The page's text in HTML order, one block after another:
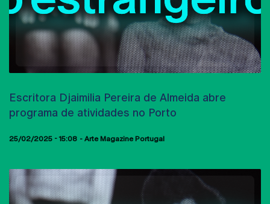
Escritora Djaimilia Pereira de Almeida abre
programa de atividades no Porto
25/02/2025 - 15:08 Arte Magazine Portugal